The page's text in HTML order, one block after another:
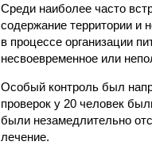
Среди наиболее часто
содержание территории и
в процессе организации
несвоевременное или
Особый контроль был
проверок у 20 человек
были незамедлительно
лечение.